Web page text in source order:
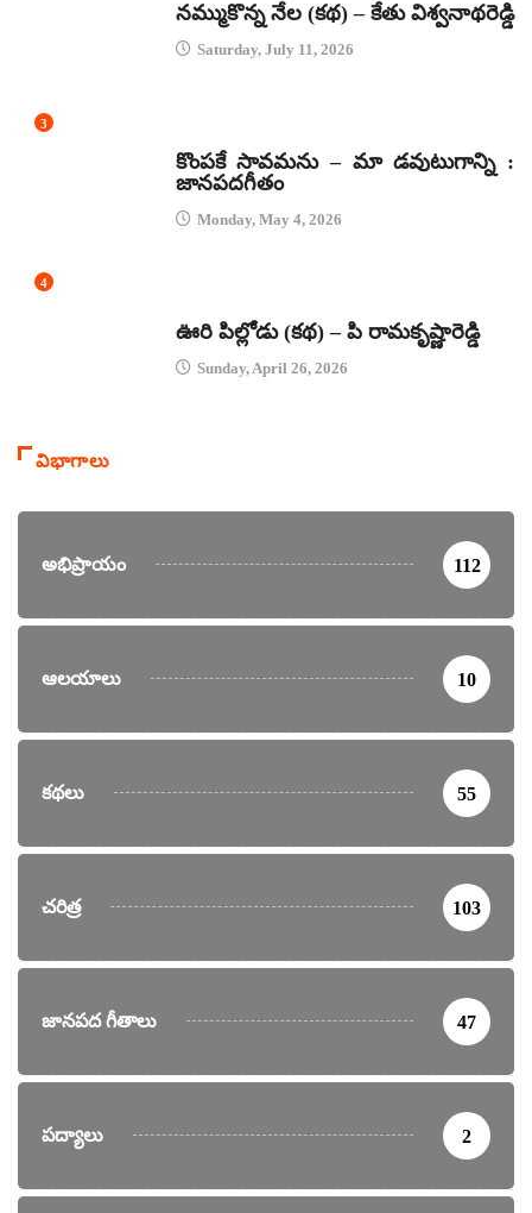
నమ్ముకొన్న నేల (కథ) – కేతు విశ్వనాథరెడ్డి
Saturday, July 11, 2026
3
కొంపకే సావమను – మా డవుటుగాన్ని :
జానపదగీతం
Monday, May 4, 2026
4
ఊరి పిల్లోడు (కథ) – పి రామకృష్ణారెడ్డి
Sunday, April 26, 2026
విభాగాలు
అభిప్రాయం 112
ఆలయాలు 10
కథలు 55
చరిత్ర 103
జానపద గీతాలు 47
పద్యాలు 2